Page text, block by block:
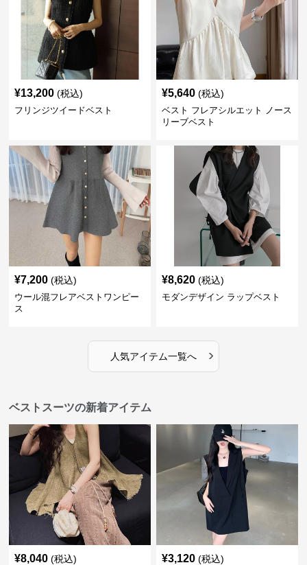
¥13,200 (税込)
フリンジツイードベスト
¥5,640 (税込)
ベスト フレアシルエット ノース
リーブベスト
¥7,200 (税込)
ウール混フレアベストワンピー
ス
¥8,620 (税込)
モダンデザイン ラップベスト
人気アイテム一覧へ ›
ベストスーツの新着アイテム
¥8,040 (税込) ¥3,120 (税込)